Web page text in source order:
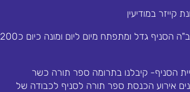
קייזר במודיעין
הקמנו את הסניף לפני 4 שנים, ב"ה הסניף גדל ומתפתח מיום ליום ומונה כיום כ200
הסניף- קיבלנו בתרומה ספר תורה כשר
אירוע הכנסת ספר תורה לסניף לכבודה של